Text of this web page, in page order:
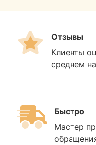
Отзывы
Клиенты
среднем
Быстро
Мастер